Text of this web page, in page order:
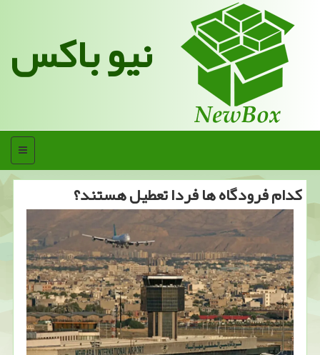
نیو باکس
منو
کدام فرودگاه ها فردا تعطیل هستند؟